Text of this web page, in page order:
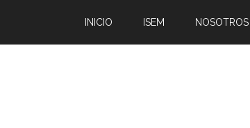
contenido
secondary
la
pie
INICIO ISEM NOSOTROS